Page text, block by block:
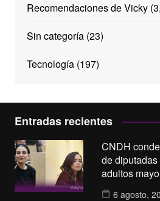
Recomendaciones de Vicky
Sin categoría(23)
Tecnología(197)
Entradas recientes
CNDH
de
adultos
6 agosto,